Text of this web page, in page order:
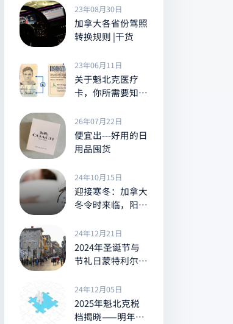
费班车，送冰棒
等，全家出游别错
过！
23年08月30日
加拿大各省份驾照
转换规则 |干货
23年06月11日
关于魁北克医疗
卡，你所需要知道
26年07月22日
便宜出---好用的日
用品囤货
24年10月15日
迎接寒冬：加拿大
冬令时来临，阳光
24年12月21日
2024年圣诞节与
节礼日蒙特利尔的
览
24年12月05日
2025年魁北克税
档揭晓——明年你